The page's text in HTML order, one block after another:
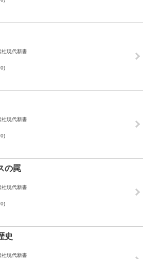
社現代新書
社現代新書
の罠
社現代新書
史
社現代新書